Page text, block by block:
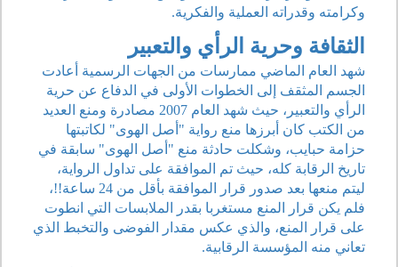
وكرامته وقدراته العملية والفكرية.
الثقافة وحرية الرأي والتعبير
شهد العام الماضي ممارسات من الجهات الرسمية أعادت
الجسم المثقف إلى الخطوات الأولى في الدفاع عن حرية
الرأي والتعبير، حيث شهد العام 2007 مصادرة ومنع العديد
من الكتب كان أبرزها منع رواية "أصل الهوى" لكاتبتها
حزامة حبايب، وشكلت حادثة منع "أصل الهوى" سابقة في
تاريخ الرقابة كله، حيث تم الموافقة على تداول الرواية،
ليتم منعها بعد صدور قرار الموافقة بأقل من 24 ساعة!!،
فلم يكن قرار المنع مستغربا بقدر الملابسات التي انطوت
على قرار المنع، والذي عكس مقدار الفوضى والتخبط الذي
تعاني منه المؤسسة الرقابية.